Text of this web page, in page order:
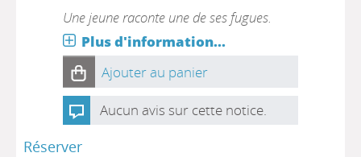
Une jeune raconte une de ses fugues.
Plus d'information...
Ajouter au panier
Aucun avis sur cette notice.
Réserver